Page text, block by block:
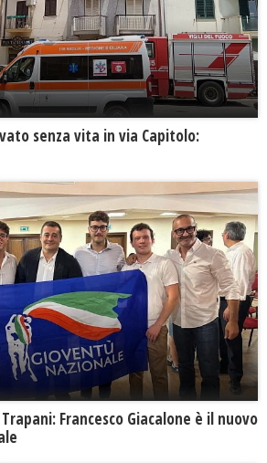
senza vita in via Capitolo:
Francesco Giacalone è il nuovo